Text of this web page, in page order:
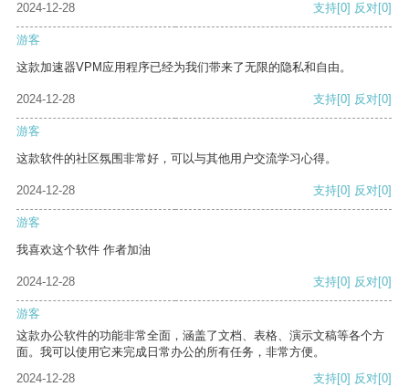
2024-12-28 支持[0] 反对[0]
游客
这款加速器VPM应用程序已经为我们带来了无限的隐私和自由。
2024-12-28 支持[0] 反对[0]
游客
这款软件的社区氛围非常好，可以与其他用户交流学习心得。
2024-12-28 支持[0] 反对[0]
游客
我喜欢这个软件 作者加油
2024-12-28 支持[0] 反对[0]
游客
这款办公软件的功能非常全面，涵盖了文档、表格、演示文稿等各个方
面。我可以使用它来完成日常办公的所有任务，非常方便。
2024-12-28
支持[0] 反对[0]